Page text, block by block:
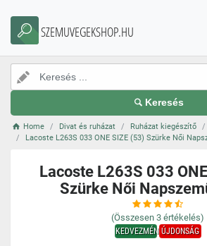
SZEMUVEGEKSHOP.HU
Keresés
Home Divat és ruházat Ruházat kiegészítő
Lacoste L263S 033 ONE SIZE (53) Szürke Női
Lacoste L263S 033
Szürke Női
(Összesen 3 értékelés)
KEDVEZMÉNYÚJDONSÁG